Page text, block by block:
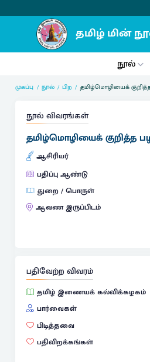
நூல்
முகப்பு நூல் பிற தமிழ்மொழியைக்
நூல் விவரங்கள்
தமிழ்மொழியைக் குறித்த
ஆசிரியர்
பதிப்பு ஆண்டு
துறை / பொருள்
ஆவண இருப்பிடம்
பதிவேற்ற விவரம்
தமிழ் இணையக் கல்விக்கழகம்
பார்வைகள்
பிடித்தவை
பதிவிறக்கங்கள்